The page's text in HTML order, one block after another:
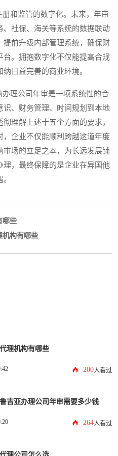
和监管的数字化。未来，年审
社保、海关等系统的数据联动
提前升级内部管理系统，确保财
台。拥抱数字化不仅能提高合规
日益完善的商业环境。
理公司年审是一项系统性的合
、财务管理、时间规划到本地
理解上述十五个方面的要求，
企业不仅能顺利跨越这道年度
市场的立足之本，为长远发展铺
，最终保障的是企业在异国他
哪些
机构有哪些
理机构有哪些
200人看过
吉亚办理公司年审需要多少钱
264人看过
理公司怎么选